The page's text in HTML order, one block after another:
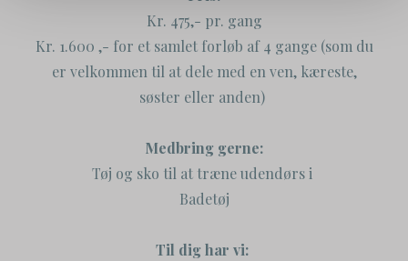
Kr. 475,- pr. gang
Kr. 1.600 ,- for et samlet forløb af 4 gange (som du
er velkommen til at dele med en ven, kæreste,
søster eller anden)
Medbring gerne:
Tøj og sko til at træne udendørs i
Badetøj
Til dig har vi: